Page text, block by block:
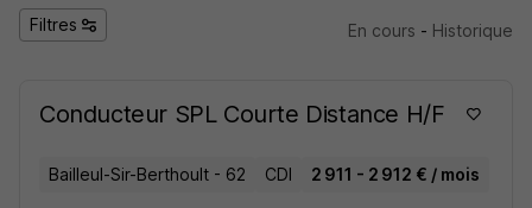
Filtres En cours - Historique
Conducteur SPL Courte Distance H/F
Bailleul-Sir-Berthoult - 62 CDI 2 911 - 2 912 € / mois